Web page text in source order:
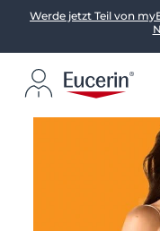
Werde jetzt Teil von